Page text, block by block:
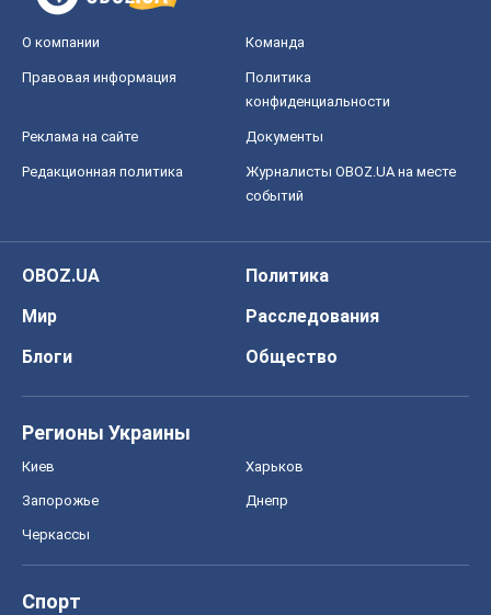
О компании Команда
Правовая информация
Политика
конфиденциальности
Реклама на сайте Документы
Редакционная политика
Журналисты OBOZ.UA на месте
событий
OBOZ.UA
Политика
Мир
Расследования
Блоги
Общество
Регионы Украины
Киев Харьков
Запорожье Днепр
Черкассы
Спорт